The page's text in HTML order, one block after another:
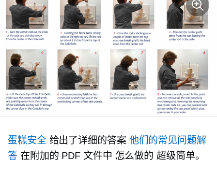
蛋糕安全给出了详细的答案 他们的常见问题解
答 在附加的 PDF 文件中 怎么做的 超级简单。